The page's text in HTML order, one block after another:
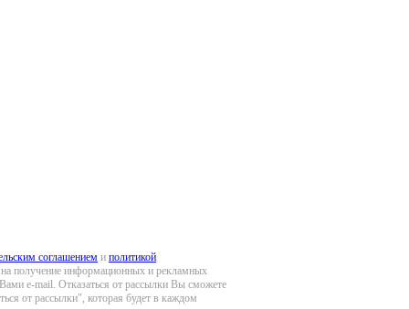
соглашением и политикой
на получение информационных и рекламных
e-mail. Отказаться от рассылки Вы сможете
от рассылки", которая будет в каждом